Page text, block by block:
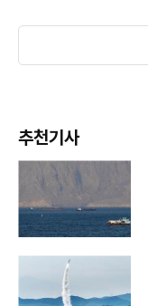
추천기사